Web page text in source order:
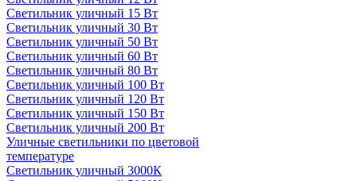
Светильник уличный 15 Вт
Светильник уличный 30 Вт
Светильник уличный 50 Вт
Светильник уличный 60 Вт
Светильник уличный 80 Вт
Светильник уличный 100 Вт
Светильник уличный 120 Вт
Светильник уличный 150 Вт
Светильник уличный 200 Вт
Уличные светильники по цветовой
температуре
Cветильник уличный 3000К